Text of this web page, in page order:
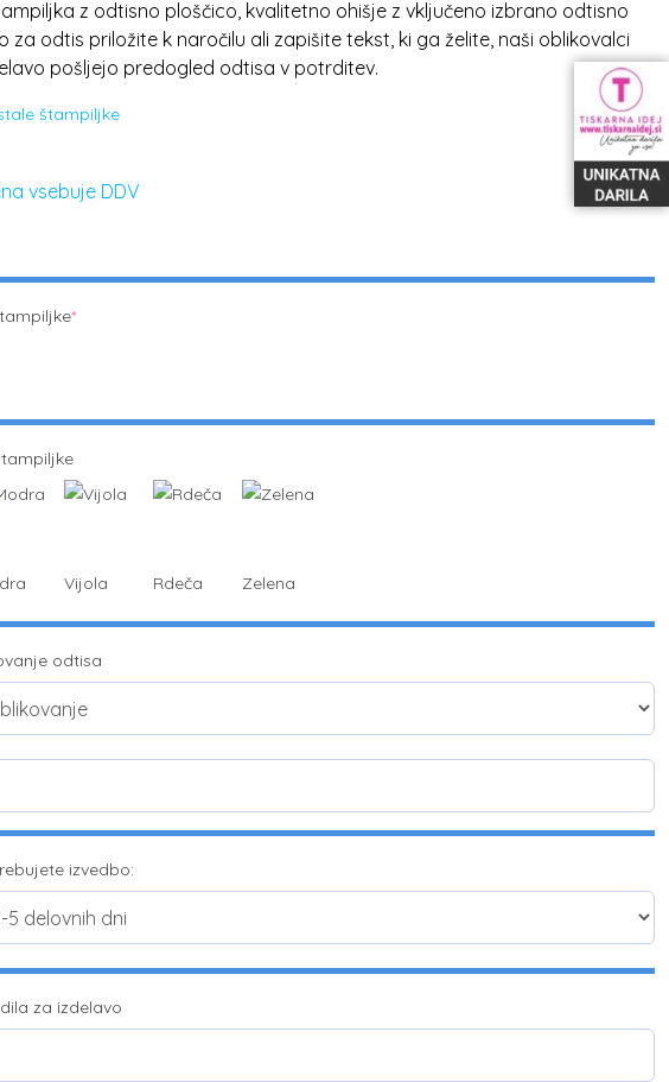
z odtisno ploščico, kvalitetno ohišje z vključeno izbrano odtisno
za odtis priložite k naročilu ali zapišite tekst, ki ga želite, naši oblikovalci
pošljejo predogled odtisa v potrditev.
štampiljke
vsebuje DDV
*
Vijola Rdeča Zelena
odtisa
izvedbo:
za izdelavo